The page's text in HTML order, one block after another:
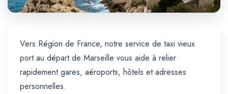
Vers Région de France, notre service de taxi vieux
port au départ de Marseille vous aide à relier
rapidement gares, aéroports, hôtels et adresses
personnelles.